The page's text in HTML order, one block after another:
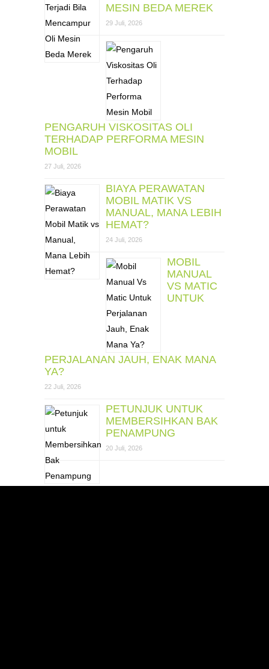
MESIN BEDA MEREK
29 Juli, 2026
PENGARUH VISKOSITAS OLI
TERHADAP PERFORMA MESIN
MOBIL
27 Juli, 2026
BIAYA PERAWATAN
MOBIL MATIK VS
MANUAL, MANA LEBIH
HEMAT?
24 Juli, 2026
MOBIL
MANUAL
VS MATIC
UNTUK
PERJALANAN JAUH, ENAK MANA
YA?
22 Juli, 2026
PETUNJUK UNTUK
MEMBERSIHKAN BAK
PENAMPUNG
20 Juli, 2026